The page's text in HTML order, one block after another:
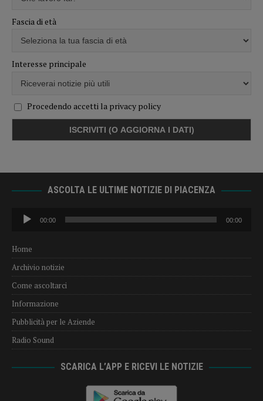
Fascia di età
Interesse principale
Procedendo accetti la privacy policy
ASCOLTA LE ULTIME NOTIZIE DI PIACENZA
Audio
Player
00:00 00:00
Home
Archivio notizie
Come ascoltarci
Informazione
Pubblicità per le Aziende
Radio Sound
SCARICA L’APP E RICEVI LE NOTIZIE